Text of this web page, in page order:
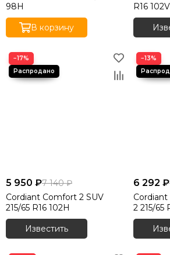
98H
В корзину
R16 102V
−17%
5 950 ₽7 140 ₽
Cordiant Comfort 2 SUV
215/65 R16 102H
Известить
−13%
6 292 ₽
2 215/65